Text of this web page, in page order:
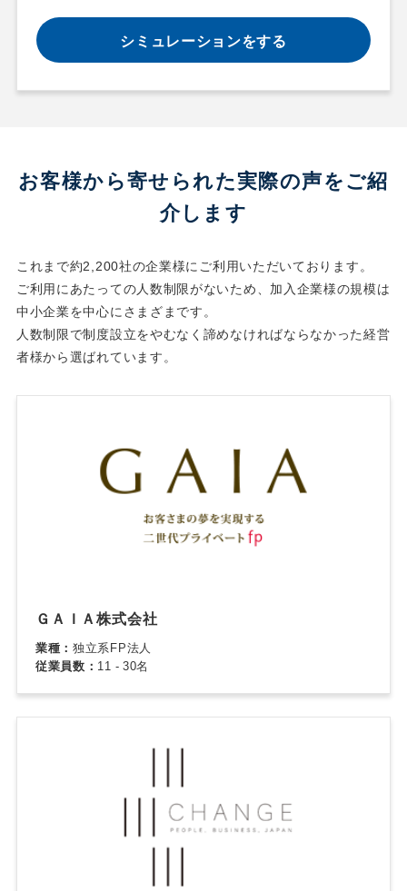
シミュレーションをする
お客様から寄せられた実際の声をご紹
介します
これまで約2,200社の企業様にご利用いただいております。
ご利用にあたっての人数制限がないため、加入企業様の規模は
中小企業を中心にさまざまです。
人数制限で制度設立をやむなく諦めなければならなかった経営
者様から選ばれています。
ＧＡＩＡ株式会社
業種：独立系FP法人
従業員数： 11 - 30名